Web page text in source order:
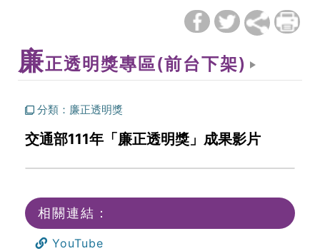
廉正透明獎專區(前台下架)
分類：廉正透明獎
交通部111年「廉正透明獎」成果影片
相關連結：
YouTube